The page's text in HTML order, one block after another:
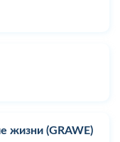
жизни (GRAWE)